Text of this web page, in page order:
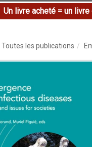
Un livre acheté = un
Toutes les publications